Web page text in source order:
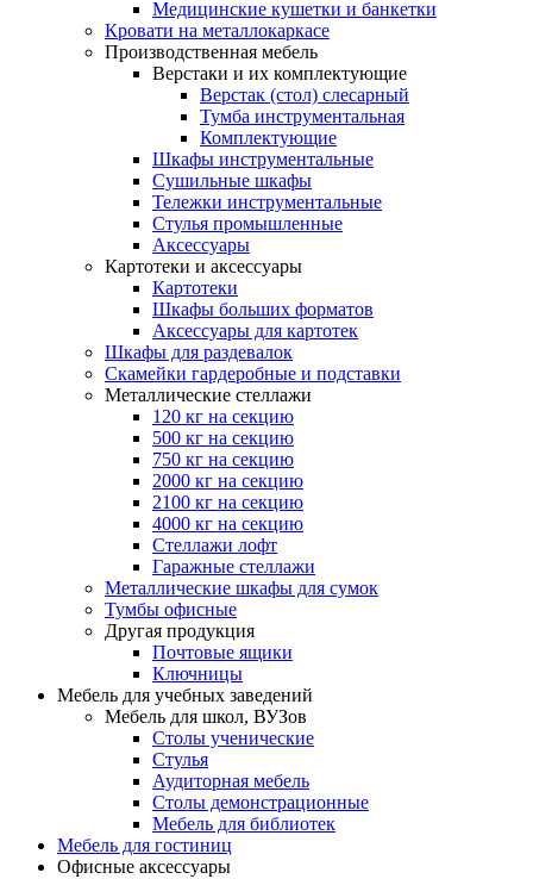
Медицинские кушетки и банкетки
Кровати на металлокаркасе
Производственная мебель
Верстаки и их комплектующие
Верстак (стол) слесарный
Тумба инструментальная
Комплектующие
Шкафы инструментальные
Сушильные шкафы
Тележки инструментальные
Стулья промышленные
Аксессуары
Картотеки и аксессуары
Картотеки
Шкафы больших форматов
Аксессуары для картотек
Шкафы для раздевалок
Скамейки гардеробные и подставки
Металлические стеллажи
120 кг на секцию
500 кг на секцию
750 кг на секцию
2000 кг на секцию
2100 кг на секцию
4000 кг на секцию
Стеллажи лофт
Гаражные стеллажи
Металлические шкафы для сумок
Тумбы офисные
Другая продукция
Почтовые ящики
Ключницы
Мебель для учебных заведений
Мебель для школ, ВУЗов
Столы ученические
Стулья
Аудиторная мебель
Столы демонстрационные
Мебель для библиотек
Мебель для гостиниц
Офисные аксессуары